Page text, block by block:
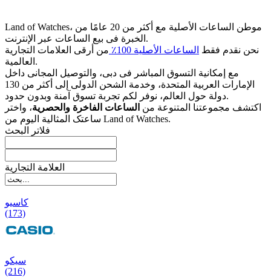
Land of Watches، موطن الساعات الأصلیة مع أکثر من 20 عامًا من
الخبرة فی بیع الساعات عبر الإنترنت.
نحن نقدم فقط الساعات الأصلیة 100٪
من أرقى العلامات التجاریة
العالمیة.
مع إمکانیة التسوق المباشر فی دبی، والتوصیل المجانی داخل
الإمارات العربیة المتحدة، وخدمة الشحن الدولی إلى أکثر من 130
دولة حول العالم، نوفر لکم تجربة تسوق آمنة وبدون حدود.
اکتشف مجموعتنا المتنوعة من الساعات الفاخرة والحصریة، واختر
ساعتک المثالیة الیوم من Land of Watches.
فلاتر البحث
العلامة التجارية
کاسیو
(173)
سیکو
(216)